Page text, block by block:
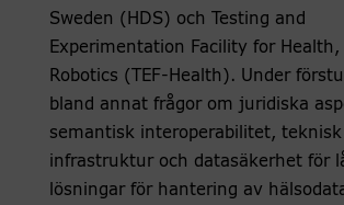
Sweden (HDS) och Testing and
Experimentation Facility for Health,
Robotics (TEF-Health). Under
bland annat frågor om juridiska
semantisk interoperabilitet, teknisk
infrastruktur och datasäkerhet för
lösningar för hantering av